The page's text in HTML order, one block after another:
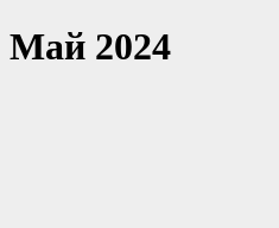
Май 2024